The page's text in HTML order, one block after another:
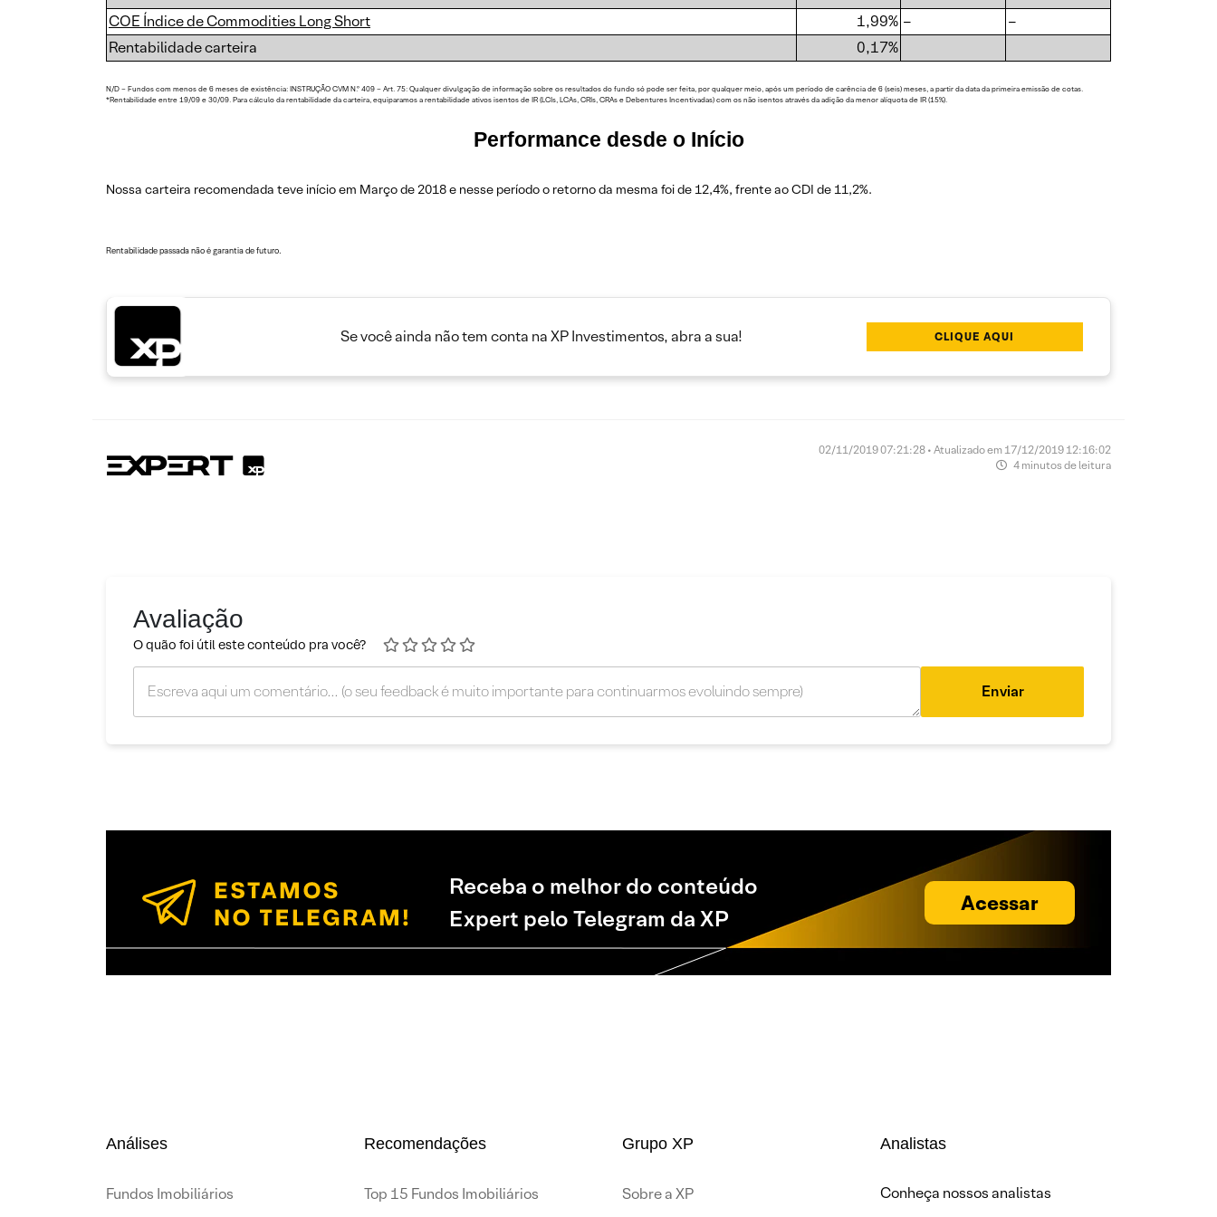
COE Índice de Commodities Long Short
1,99% –
–
Rentabilidade carteira
0,17%
N/D – Fundos com menos de 6 meses de existência: INSTRUÇÃO CVM N.º 409 – Art. 75: Qualquer divulgação de informação sobre os resultados do fundo só pode ser feita, por qualquer meio, após um período de carência de 6 (seis) meses, a partir da data da primeira emissão de cotas.
*Rentabilidade entre 19/09 e 30/09. Para cálculo da rentabilidade da carteira, equiparamos a rentabilidade ativos isentos de IR (LCIs, LCAs, CRIs, CRAs e Debentures Incentivadas) com os não isentos através da adição da menor alíquota de IR (15%).
Performance desde o Início
Nossa carteira recomendada teve início em Março de 2018 e nesse período o retorno da mesma foi de 12,4%, frente ao CDI de 11,2%.
Rentabilidade passada não é garantia de futuro.
Se você ainda não tem conta na XP Investimentos, abra a sua! CLIQUE AQUI
02/11/2019 07:21:28 • Atualizado em 17/12/2019 12:16:02
4 minutos de leitura
Avaliação
O quão foi útil este conteúdo pra você?
Enviar
Receba o melhor do conteúdo
Expert pelo Telegram da XP
Acessar
Análises
Fundos Imobiliários
Recomendações
Top 15 Fundos Imobiliários
Grupo XP
Sobre a XP
Analistas
Conheça nossos analistas